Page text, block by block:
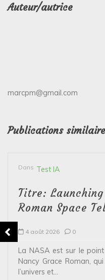
Auteur/autrice
marcpm@gmail.com
Publications
Dans Test IA
Titre: Launching
Roman Space
4 août 2026 0
La NASA est sur le
Nancy Grace Roman,
l’univers et...